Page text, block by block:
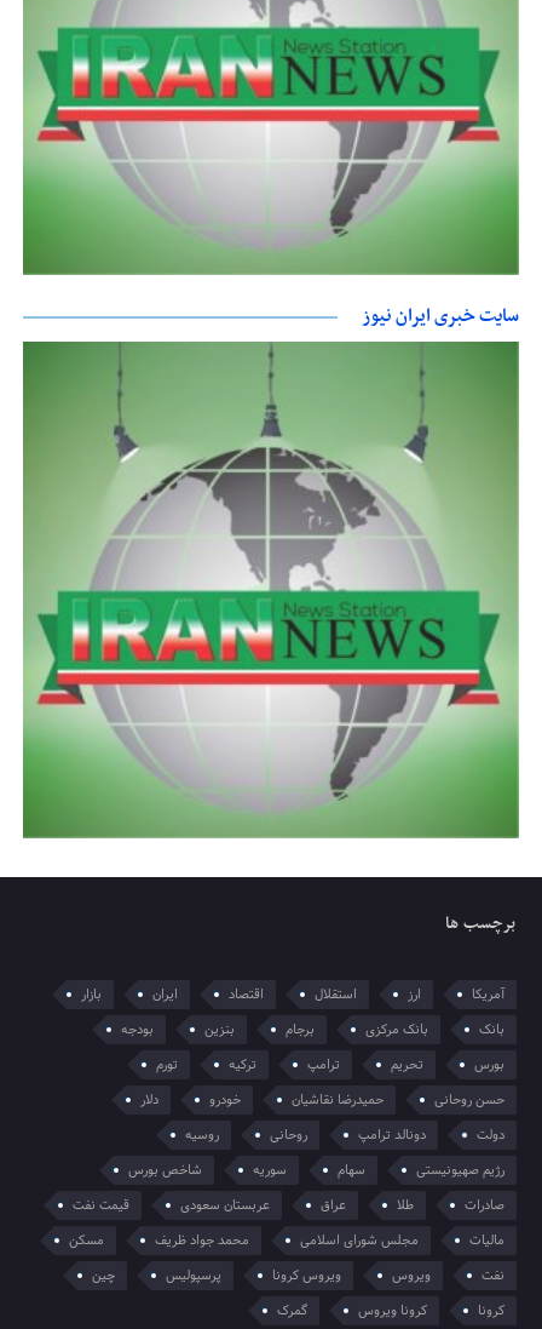
سایت خبری ایران نیوز
برچسب ها
آمریکا ارز استقلال اقتصاد ایران
بازار
بانک
بانک مرکزی برجام بنزین
بودجه
بورس
تحریم ترامپ ترکیه
تورم
حسن روحانی
حمیدرضا نقاشیان خودرو
دلار
دولت
دونالد ترامپ روحانی
روسیه
رژیم صهیونیستی
سهام سوریه
شاخص بورس
صادرات
طلا عراق عربستان سعودی
قیمت نفت
مالیات
مجلس شورای اسلامی محمد جواد ظریف
مسکن
نفت
ویروس ویروس کرونا پرسپولیس
چین
کرونا
کرونا ویروس گمرک